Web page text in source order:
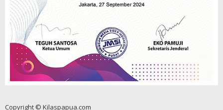
Copyright © Kilaspapua.com